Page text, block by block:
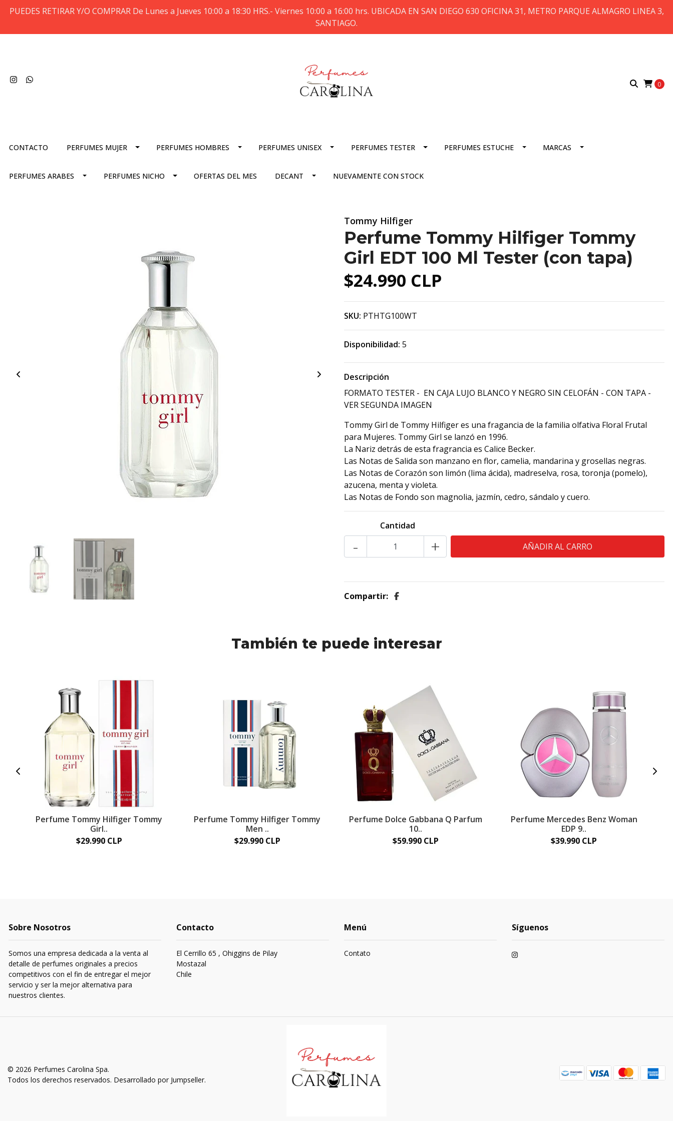
PUEDES RETIRAR Y/O COMPRAR De Lunes a Jueves 10:00 a 18:30 HRS.- Viernes 10:00 a 16:00 hrs. UBICADA EN SAN DIEGO 630 OFICINA 31, METRO PARQUE ALMAGRO LINEA 3,
SANTIAGO.
0
CONTACTO PERFUMES MUJER PERFUMES HOMBRES PERFUMES UNISEX PERFUMES TESTER PERFUMES ESTUCHE MARCAS
PERFUMES ARABES PERFUMES NICHO OFERTAS DEL MES DECANT NUEVAMENTE CON STOCK
Tommy Hilfiger
Perfume Tommy Hilfiger Tommy
Girl EDT 100 Ml Tester (con tapa)
$24.990 CLP
SKU: PTHTG100WT
Disponibilidad: 5
Descripción
FORMATO TESTER - EN CAJA LUJO BLANCO Y NEGRO SIN CELOFÁN - CON TAPA -
VER SEGUNDA IMAGEN
Tommy Girl de Tommy Hilfiger es una fragancia de la familia olfativa Floral Frutal
para Mujeres. Tommy Girl se lanzó en 1996.
La Nariz detrás de esta fragrancia es Calice Becker.
Las Notas de Salida son manzano en flor, camelia, mandarina y grosellas negras.
Las Notas de Corazón son limón (lima ácida), madreselva, rosa, toronja (pomelo),
azucena, menta y violeta.
Las Notas de Fondo son magnolia, jazmín, cedro, sándalo y cuero.
Cantidad
- +
Compartir:
También te puede interesar
Perfume Tommy Hilfiger Tommy
Girl..
$29.990 CLP
Perfume Tommy Hilfiger Tommy
Men ..
$29.990 CLP
Perfume Dolce Gabbana Q Parfum
10..
$59.990 CLP
Perfume Mercedes Benz Woman
EDP 9..
$39.990 CLP
Sobre Nosotros
Somos una empresa dedicada a la venta al
detalle de perfumes originales a precios
competitivos con el fin de entregar el mejor
servicio y ser la mejor alternativa para
nuestros clientes.
Contacto
El Cerrillo 65 , Ohiggins de Pilay
Mostazal
Chile
Menú
Contato
Síguenos
© 2026 Perfumes Carolina Spa.
Todos los derechos reservados. Desarrollado por Jumpseller.